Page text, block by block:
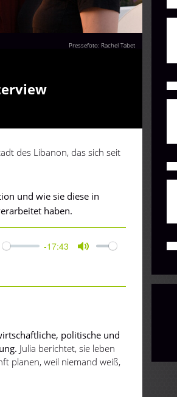
Pressefoto: Rachel Tabet
des Libanon, das sich seit
und wie sie diese in
haben.
-17:43
politische und
Julia berichtet, sie leben
planen, weil niemand weiß,